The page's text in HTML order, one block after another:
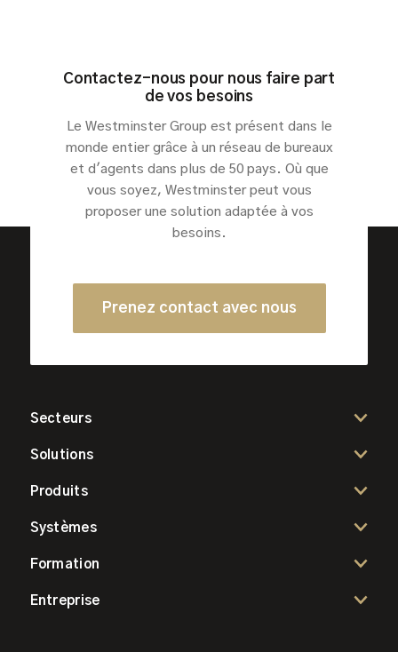
Contactez-nous pour nous faire part
de vos besoins
Le Westminster Group est présent dans le
monde entier grâce à un réseau de bureaux
et d'agents dans plus de 50 pays. Où que
vous soyez, Westminster peut vous
proposer une solution adaptée à vos
besoins.
Prenez contact avec nous
Secteurs
Solutions
Produits
Systèmes
Formation
Entreprise